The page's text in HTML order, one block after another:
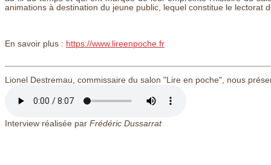
animations à destination du jeune public, lequel constitue le lectorat
En savoir plus : https://www.lireenpoche.fr
Lionel Destremau, commissaire du salon "Lire en poche", nous
Interview réalisée par Frédéric Dussarrat